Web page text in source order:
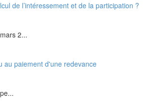
de l’intéressement et de la participation ?
2...
au paiement d'une redevance